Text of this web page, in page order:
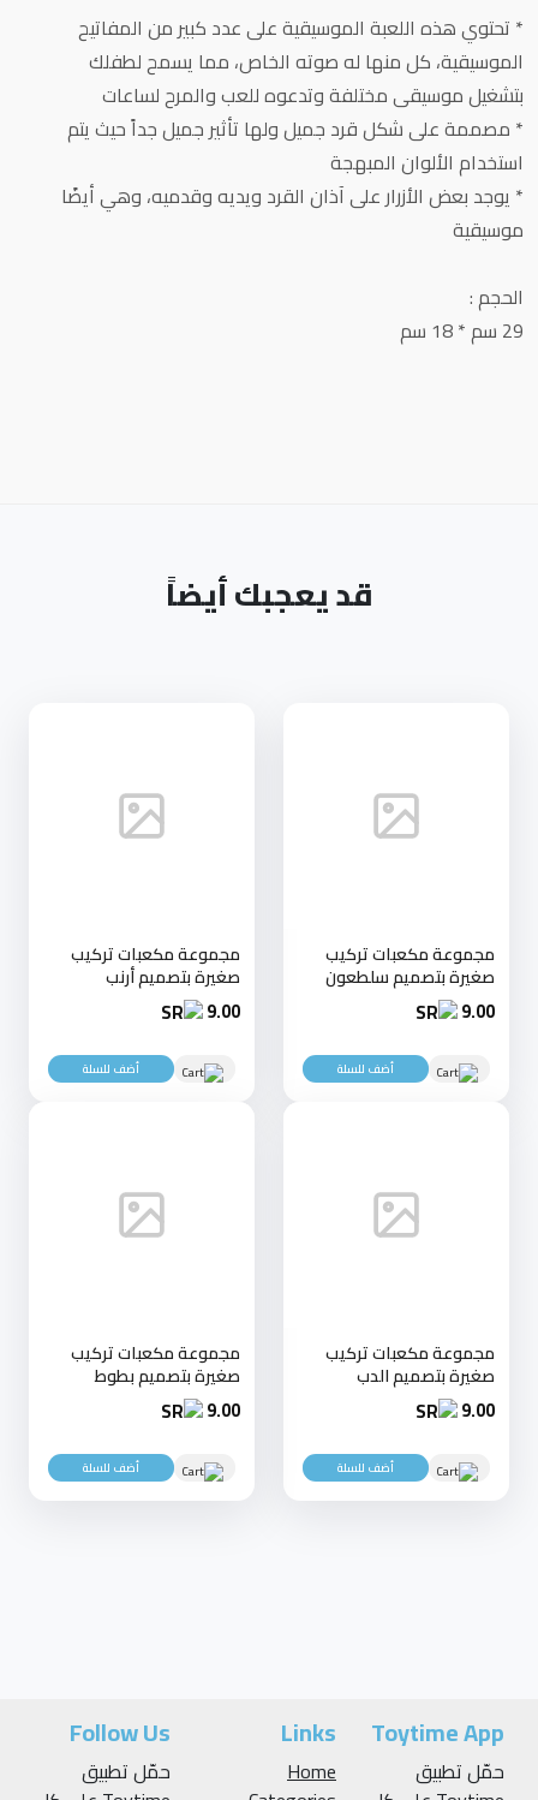
* تحتوي هذه اللعبة الموسيقية على عدد كبير من المفاتيح
الموسيقية، كل منها له صوته الخاص، مما يسمح لطفلك
بتشغيل موسيقى مختلفة وتدعوه للعب والمرح لساعات
* مصممة على شكل قرد جميل ولها تأثير جميل جداً حيث يتم
استخدام الألوان المبهجة
* يوجد بعض الأزرار على آذان القرد ويديه وقدميه، وهي أيضًا
موسيقية
الحجم :
29 سم * 18 سم
قد يعجبك أيضاً
مجموعة مكعبات تركيب
صغيرة بتصميم سلطعون
9.00
أضف للسلة
مجموعة مكعبات تركيب
صغيرة بتصميم أرنب
9.00
أضف للسلة
مجموعة مكعبات تركيب
صغيرة بتصميم الدب
9.00
أضف للسلة
مجموعة مكعبات تركيب
صغيرة بتصميم بطوط
9.00
أضف للسلة
Toytime App
حمّل تطبيق
Links
Home
Follow Us
حمّل تطبيق